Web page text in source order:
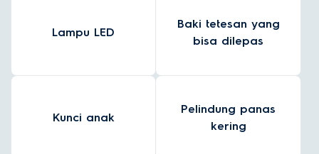
Lampu LED
Baki tetesan yang
bisa dilepas
Kunci anak
Pelindung panas
kering